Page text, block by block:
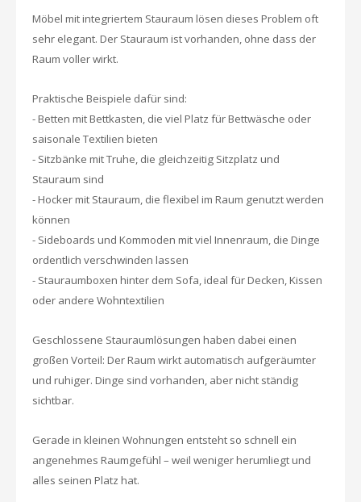
Möbel mit integriertem Stauraum lösen dieses Problem oft
sehr elegant. Der Stauraum ist vorhanden, ohne dass der
Raum voller wirkt.
Praktische Beispiele dafür sind:
- Betten mit Bettkasten, die viel Platz für Bettwäsche oder
saisonale Textilien bieten
- Sitzbänke mit Truhe, die gleichzeitig Sitzplatz und
Stauraum sind
- Hocker mit Stauraum, die flexibel im Raum genutzt werden
können
- Sideboards und Kommoden mit viel Innenraum, die Dinge
ordentlich verschwinden lassen
- Stauraumboxen hinter dem Sofa, ideal für Decken, Kissen
oder andere Wohntextilien
Geschlossene Stauraumlösungen haben dabei einen
großen Vorteil: Der Raum wirkt automatisch aufgeräumter
und ruhiger. Dinge sind vorhanden, aber nicht ständig
sichtbar.
Gerade in kleinen Wohnungen entsteht so schnell ein
angenehmes Raumgefühl – weil weniger herumliegt und
alles seinen Platz hat.